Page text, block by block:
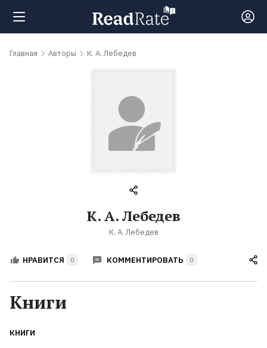
Поиск
Авторы
Жанры
Главная Авторы К. А. Лебедев
К. А. Лебедев
К. А. Лебедев
НРАВИТСЯ 0 КОММЕНТИРОВАТЬ 0
Книги
КНИГИ